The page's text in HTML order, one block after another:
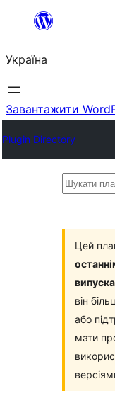
Перейти
вмісту
Україна
Завантажити
Plugin Directory
Шукати
Цей
він
або
мати